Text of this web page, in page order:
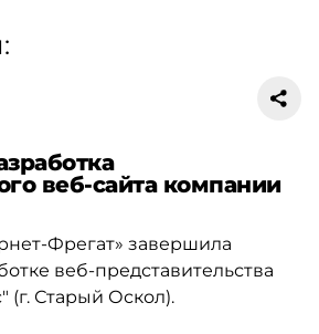
веб-сайта компании
Фрегат» завершила
веб-представительства
Старый Оскол).